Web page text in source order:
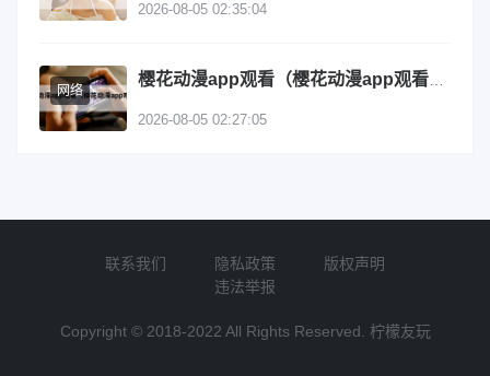
2026-08-05 02:35:04
网络
2026-08-05 02:27:05
联系我们 隐私政策
版权声明
违法举报
Copyright © 2018-2022 All Rights Reserved. 柠檬友玩